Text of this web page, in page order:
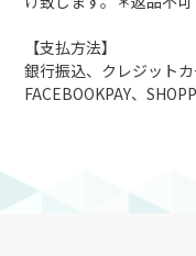
【支払方法】
銀行振込、クレジットカ
FACEBOOKPAY、